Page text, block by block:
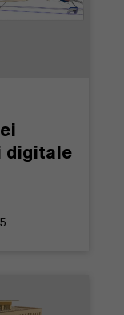
digitale